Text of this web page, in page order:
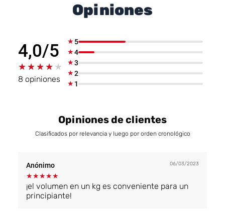
Opiniones
4,0/5
★★★★★
★★★★★
8 opiniones
★5
★4
★3
★2
★1
Opiniones de clientes
Clasificados por relevancia y luego por orden cronológico
Anónimo 06/03/2023
★★★★★
¡el volumen en un kg es conveniente para un
principiante!